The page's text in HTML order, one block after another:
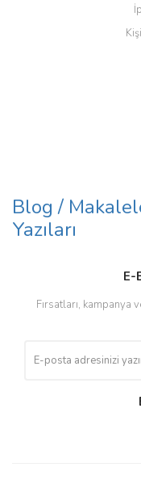
Blog /
Yazıları
E-
Fırsatları,